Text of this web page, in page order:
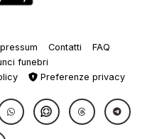
Contatti
FAQ
funebri
Preferenze privacy